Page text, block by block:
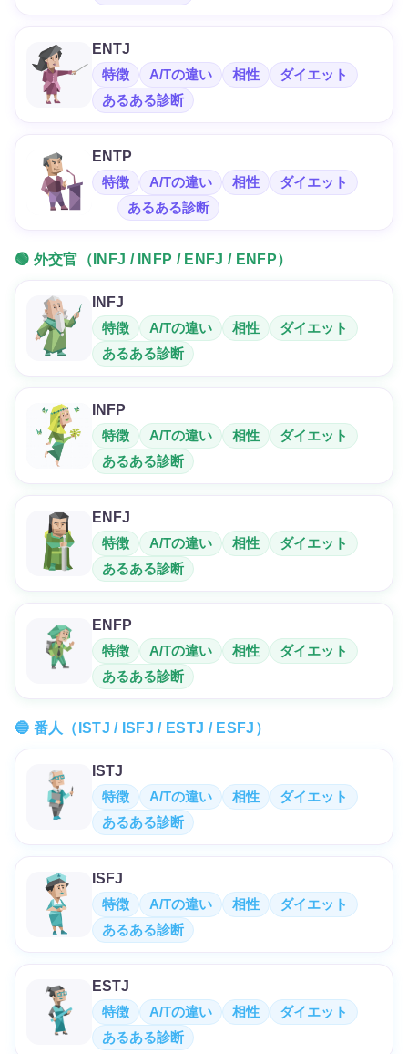
ENTJ
特徴 A/Tの違い 相性
ダイエット
あるある診断
ENTP
特徴 A/Tの違い 相性
ダイエット
あるある診断
🟢 外交官（INFJ / INFP / ENFJ / ENFP）
INFJ
特徴 A/Tの違い 相性
ダイエット
あるある診断
INFP
特徴 A/Tの違い 相性
ダイエット
あるある診断
ENFJ
特徴 A/Tの違い 相性
ダイエット
あるある診断
ENFP
特徴 A/Tの違い 相性
ダイエット
あるある診断
🔵 番人（ISTJ / ISFJ / ESTJ / ESFJ）
ISTJ
特徴 A/Tの違い 相性
ダイエット
あるある診断
ISFJ
特徴 A/Tの違い 相性
ダイエット
あるある診断
ESTJ
特徴 A/Tの違い 相性
ダイエット
あるある診断